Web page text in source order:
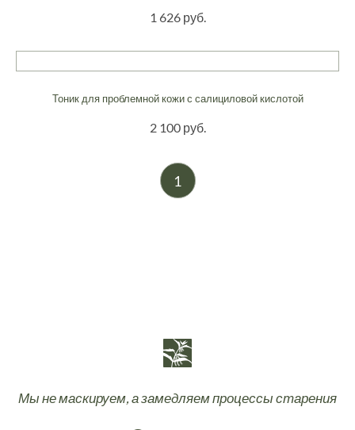
1 626 руб.
Тоник для проблемной кожи с салициловой кислотой
2 100 руб.
1
Мы не маскируем, а замедляем процессы старения